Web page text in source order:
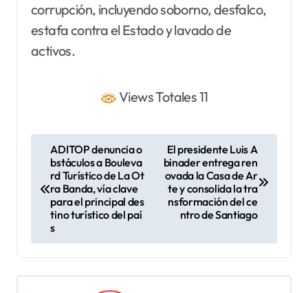
corrupción, incluyendo soborno, desfalco,
estafa contra el Estado y lavado de
activos.
Views Totales 11
a
c
ADITOP denuncia o
bstáculos a Bouleva
rd Turístico de La Ot
ra Banda, vía clave
para el principal des
tino turístico del paí
s
El presidente Luis A
binader entrega ren
ovada la Casa de Ar
te y consolida la tra
nsformación del ce
ntro de Santiago